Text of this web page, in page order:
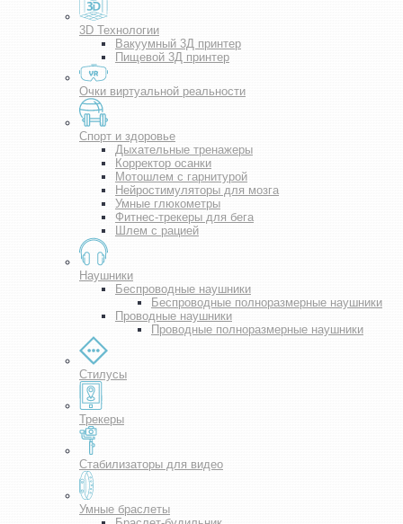
3D Технологии
Вакуумный 3Д принтер
Пищевой 3Д принтер
Очки виртуальной реальности
Спорт и здоровье
Дыхательные тренажеры
Корректор осанки
Мотошлем с гарнитурой
Нейростимуляторы для мозга
Умные глюкометры
Фитнес-трекеры для бега
Шлем с рацией
Наушники
Беспроводные наушники
Беспроводные полноразмерные наушники
Проводные наушники
Проводные полноразмерные наушники
Стилусы
Трекеры
Стабилизаторы для видео
Умные браслеты